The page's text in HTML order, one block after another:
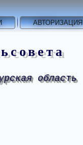
АВТОРИЗАЦИЯ
область